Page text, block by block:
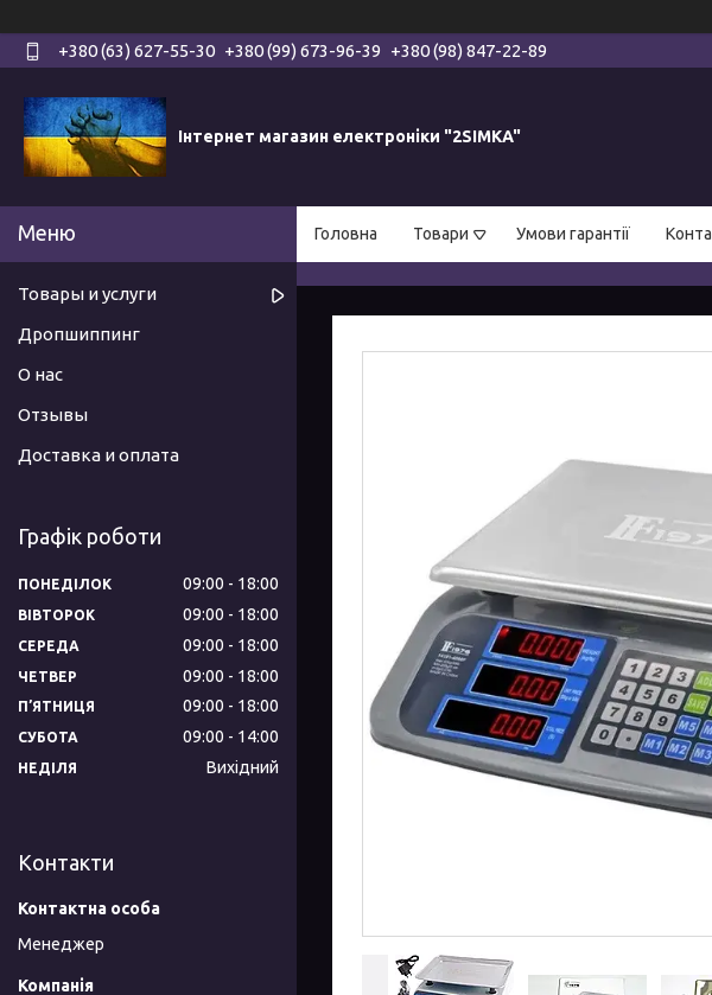
+380 (63) 627-55-30 +380 (99) 673-96-39 +380 (98) 847-22-89
Інтернет магазин електроніки "2SIMKA"
Головна Товари Умови гарантії
Товары и услуги
Дропшиппинг
О нас
Отзывы
Доставка и оплата
Графік роботи
ПОНЕДІЛОК 09:00 18:00
ВІВТОРОК 09:00 18:00
СЕРЕДА 09:00 18:00
ЧЕТВЕР 09:00 18:00
ПʼЯТНИЦЯ 09:00 18:00
СУБОТА 09:00 14:00
НЕДІЛЯ Вихідний
Контакти
Менеджер